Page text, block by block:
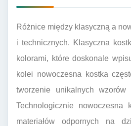
Różnice między klasyczną a
i technicznych. Klasyczna
kolorami, które doskonale
kolei nowoczesna kostka
tworzenie unikalnych
Technologicznie
materiałów odpornych na